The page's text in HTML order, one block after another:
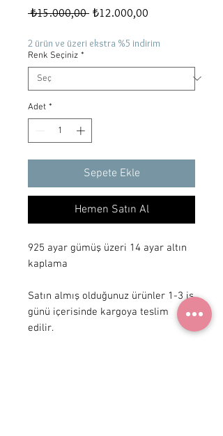
₺15.000,00 Normal
₺12.000,00
2 ürün ve üzeri ekstra %5 indirim
Renk Seçiniz *
Adet *
Sepete Ekle
Hemen Satın Al
925 ayar gümüş üzeri 14 ayar altın
kaplama
Satın almış olduğunuz ürünler 1-3 iş
günü içerisinde kargoya teslim
edilir.